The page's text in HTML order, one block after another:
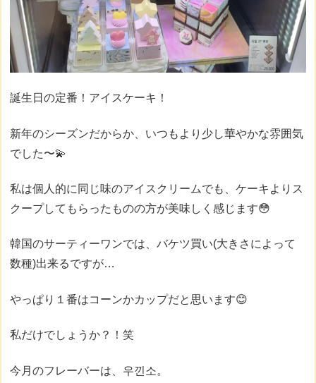
誕生日の定番！アイスケーキ！
新年のシーズンだからか、いつもより少し華やかな雰囲気
でした〜💫
私は個人的に同じ味のアイスクリームでも、ケーキよりス
クープしてもらったものの方が美味しく感じます😳
韓国のサーティーワンでは、バケツ買い(大きさによって
数種)出来るですが…
やっぱり１番はコーンかカップだと思います😊
私だけでしょうか？！笑
今月のフレーバーは、우낀소。